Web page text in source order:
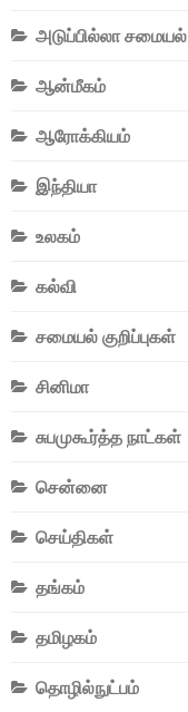
அடுப்பில்லா சமையல்
ஆன்மீகம்
ஆரோக்கியம்
இந்தியா
உலகம்
கல்வி
சமையல் குறிப்புகள்
சினிமா
சுபமுகூர்த்த நாட்கள்
சென்னை
செய்திகள்
தங்கம்
தமிழகம்
தொழில்நுட்பம்